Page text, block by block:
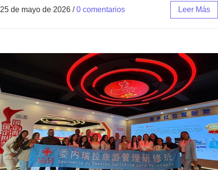
25 de mayo de 2026 / 0 comentarios Leer Más